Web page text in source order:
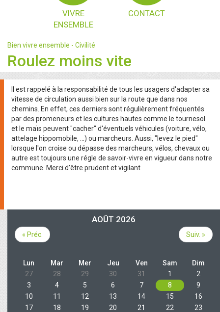
VIVRE
ENSEMBLE
CONTACT
Bien vivre ensemble - Civilité
Roulez moins vite
Il est rappelé à la responsabilité de tous les usagers d'adapter sa
vitesse de circulation aussi bien sur la route que dans nos
chemins. En effet, ces derniers sont régulièrement fréquentés
par des promeneurs et les cultures hautes comme le tournesol
et le maïs peuvent "cacher" d'éventuels véhicules (voiture, vélo,
attelage hippomobile, ...) ou marcheurs. Aussi, "levez le pied"
lorsque l'on croise ou dépasse des marcheurs, vélos, chevaux ou
autre est toujours une régle de savoir-vivre en vigueur dans notre
commune. Merci d'être prudent et vigilant
AOÛT 2026
« Préc. Suiv. »
Lun Mar Mer Jeu Ven Sam
Dim
27
28 29 30 31 1
2
3
4 5 6 7 8
9
10
11 12 13 14 15
16
17
18 19 20 21 22
23